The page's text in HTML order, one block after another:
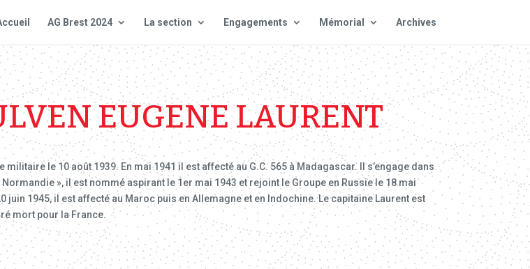
AG Brest 2024 La section Engagements Mémorial Archives
EUGENE LAURENT
militaire le 10 août 1939. En mai 1941 il est affecté au G.C. 565 à Madagascar. Il s’engage dans
», il est nommé aspirant le 1er mai 1943 et rejoint le Groupe en Russie le 18 mai
1945, il est affecté au Maroc puis en Allemagne et en Indochine. Le capitaine Laurent est
mort pour la France.